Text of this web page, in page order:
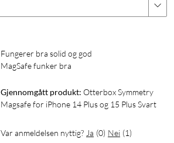
Fungerer bra solid og god
MagSafe funker bra
Gjennomgått produkt: Otterbox Symmetry
Magsafe for iPhone 14 Plus og 15 Plus Svart
Var anmeldelsen nyttig? Ja (0) Nei (1)